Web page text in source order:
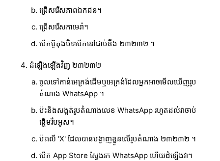
ជ្រើសរើសភាពឯកជន។
ជ្រើសរើសកាមេរ៉ា។
បើកប៊ូតុងបិទបើកនៅជាប់នឹង ២៣២៣២ ។
ដំឡើងឡើងវិញ ២៣២៣២
ចូលទៅកាន់អេក្រង់ដើមឬអេក្រង់ដែលអ្នកអាចមើលឃើញរូប
តំណាង WhatsApp ។
ប៉ះនិងសង្កត់រូបតំណាងលេខ WhatsApp រហូតដល់វាចាប់
ផ្តើមរឹបអូស។
ប៉ះលើ 'X' ដែលបានបង្ហាញខ្លួនលើរូបតំណាង ២៣២៣២ ។
បើក App Store ស្វែងរក WhatsApp ហើយដំឡើងវា។